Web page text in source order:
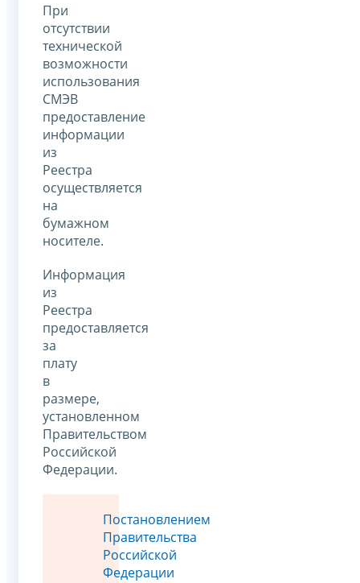
При
отсутствии
технической
возможности
использования
СМЭВ
предоставление
информации
из
Реестра
осуществляется
на
бумажном
носителе.
Информация
из
Реестра
предоставляется
за
плату
в
размере,
установленном
Правительством
Российской
Федерации.
Постановлением
Правительства
Российской
Федерации